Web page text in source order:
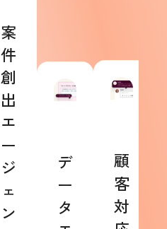
案
件
創
出
エ
ー
ジ
ェ
ン
デ
ー
タ
顧
客
対